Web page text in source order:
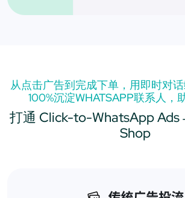
从点击广告到完成下单，用即时对话
100%沉淀WHATSAPP联系人，
打通 Click-to-WhatsApp Ads
Shop